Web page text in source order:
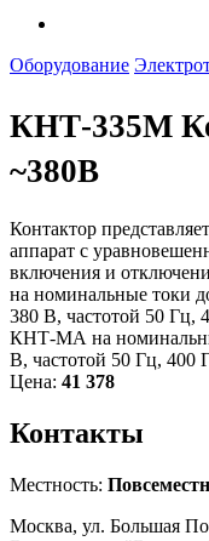
Оборудование
КНТ-335М
~380В
Контактор
аппарат с
включения и
на номинальные токи
380 В, частотой 50 Гц,
КНТ-МА на
В, частотой 50 Гц, 400
Цена: 41 378
Контакты
Местность:
Москва, ул. Большая